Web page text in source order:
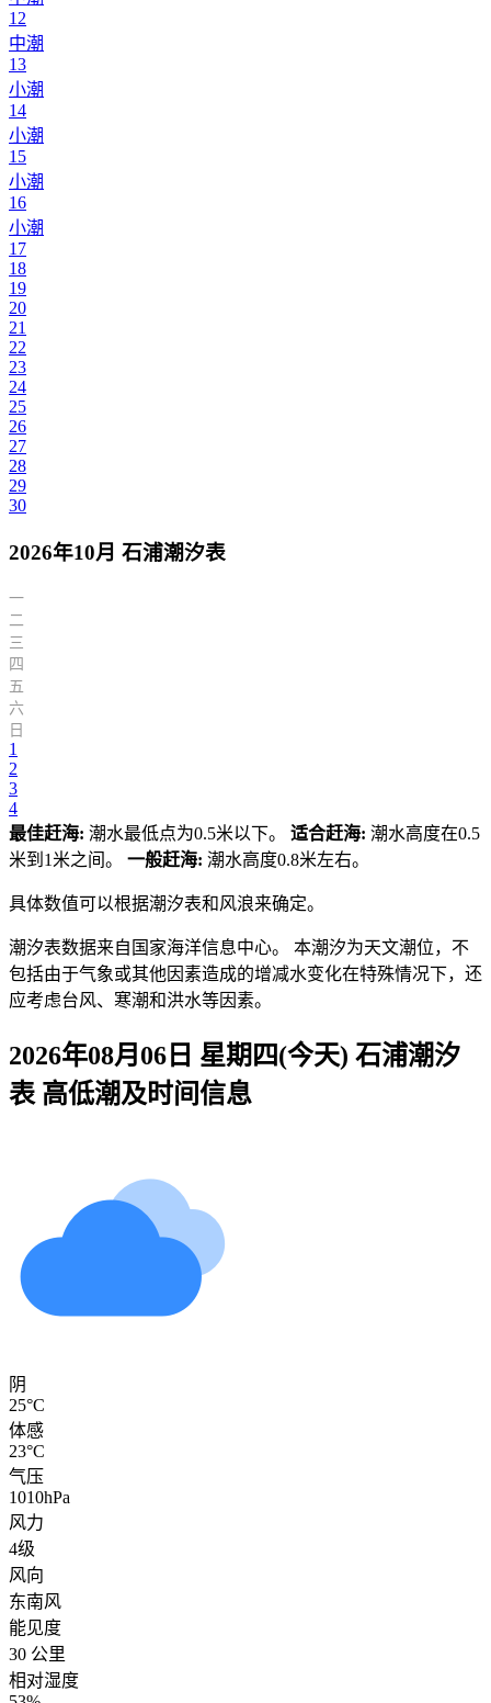
12
中潮
13
小潮
14
小潮
15
小潮
16
小潮
17
18
19
20
21
22
23
24
25
26
27
28
29
30
2026年10月 石浦潮汐表
一
二
三
四
五
六
日
1
2
3
4
最佳赶海: 潮水最低点为0.5米以下。 适合赶海: 潮水高度在0.5
米到1米之间。 一般赶海: 潮水高度0.8米左右。
具体数值可以根据潮汐表和风浪来确定。
潮汐表数据来自国家海洋信息中心。 本潮汐为天文潮位，不
包括由于气象或其他因素造成的增减水变化在特殊情况下，还
应考虑台风、寒潮和洪水等因素。
2026年08月06日 星期四(今天) 石浦潮汐
表 高低潮及时间信息
阴
25°C
体感
23°C
气压
1010hPa
风力
4级
风向
东南风
能见度
30 公里
相对湿度